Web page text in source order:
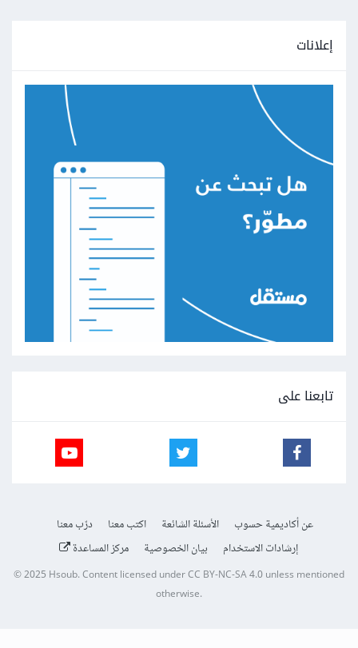
إعلانات
تابعنا على
عن أكاديمية حسوب الأسئلة الشائعة اكتب معنا
درّب معنا
إرشادات الاستخدام
بيان الخصوصية مركز المساعدة
© 2025Hsoub.Content licensed underCC BY-NC-SA 4.0unless mentioned
otherwise.